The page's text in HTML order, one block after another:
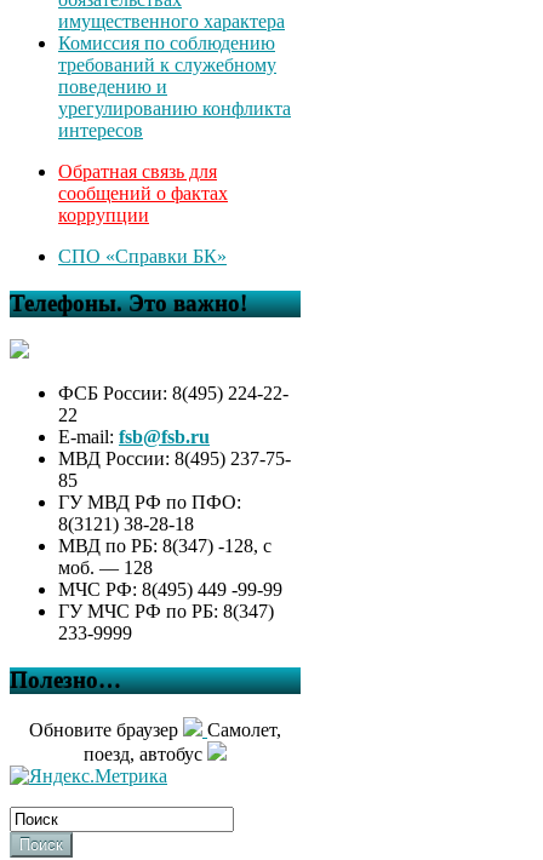
имущественного характера
Комиссия по соблюдению
требований к служебному
поведению и
урегулированию конфликта
интересов
Обратная связь для
сообщений о фактах
коррупции
СПО «Справки БК»
Телефоны. Это важно!
ФСБ России: 8(495) 224-22-
22
E-mail: fsb@fsb.ru
МВД России: 8(495) 237-75-
85
ГУ МВД РФ по ПФО:
8(3121) 38-28-18
МВД по РБ: 8(347) -128, с
моб. — 128
МЧС РФ: 8(495) 449 -99-99
ГУ МЧС РФ по РБ: 8(347)
233-9999
Полезно…
Обновите браузер
Самолет,
поезд, автобус
Поиск